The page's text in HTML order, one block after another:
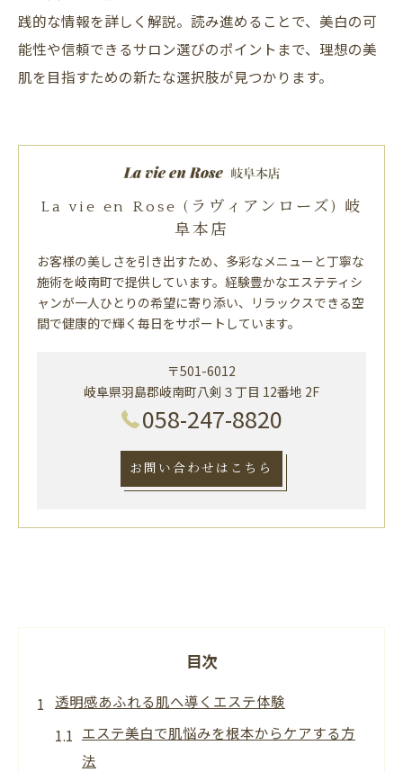
践的な情報を詳しく解説。読み進めることで、美白の可
能性や信頼できるサロン選びのポイントまで、理想の美
肌を目指すための新たな選択肢が見つかります。
La vie en Rose (ラヴィアンローズ) 岐
阜本店
お客様の美しさを引き出すため、多彩なメニューと丁寧な
施術を岐南町で提供しています。経験豊かなエステティシ
ャンが一人ひとりの希望に寄り添い、リラックスできる空
間で健康的で輝く毎日をサポートしています。
〒501-6012
岐阜県羽島郡岐南町八剣３丁目 12番地 2F
058-247-8820
お問い合わせはこちら
目次
透明感あふれる肌へ導くエステ体験
エステ美白で肌悩みを根本からケアする方
法